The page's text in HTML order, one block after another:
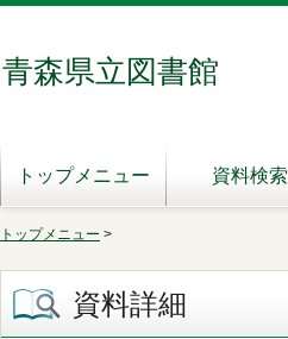
青森県立図書館
トップメニュー 資料検索
トップメニュー >
資料詳細